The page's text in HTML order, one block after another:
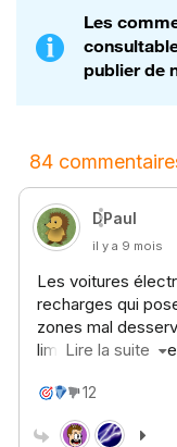
Les
publier de